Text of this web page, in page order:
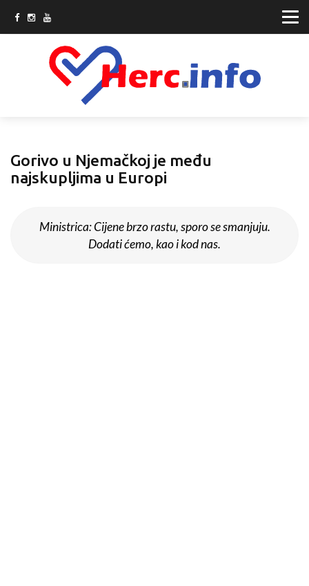
Gorivo u Njemačkoj je među
najskupljima u Europi
Ministrica: Cijene brzo rastu, sporo se smanjuju.
Dodati ćemo, kao i kod nas.